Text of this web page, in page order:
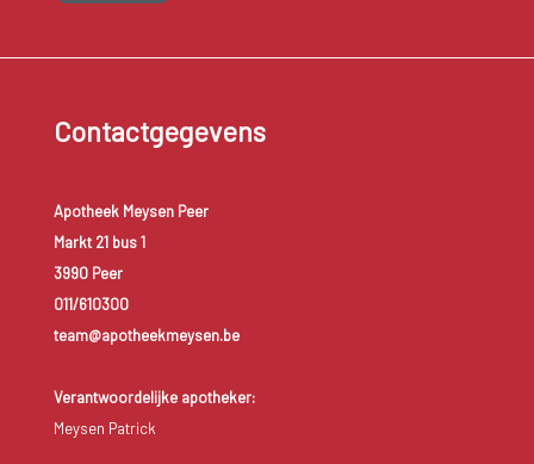
Contactgegevens
Apotheek Meysen Peer
Markt 21 bus 1
3990 Peer
011/610300
team@apotheekmeysen.be
Verantwoordelijke apotheker:
Meysen Patrick